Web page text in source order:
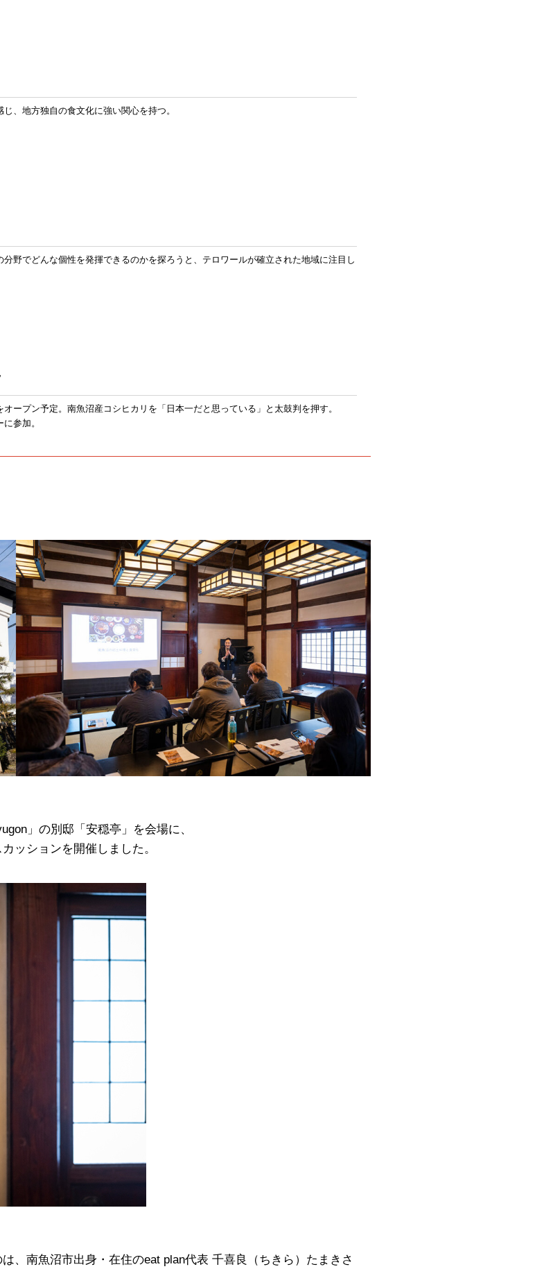
、地方独自の食文化に強い関心を持つ。
野でどんな個性を発揮できるのかを探ろうと、テロワールが確立された地域に注目し
ープン予定。南魚沼産コシヒカリを「日本一だと思っている」と太鼓判を押す。
参加。
」の別邸「安穏亭」を会場に、
ッションを開催しました。
、南魚沼市出身・在住のeat plan代表 千喜良（ちきら）たまきさ